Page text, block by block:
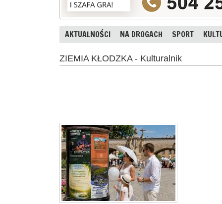
AKTUALNOŚCI NA DROGACH SPORT
ZIEMIA KŁODZKA - Kulturalnik